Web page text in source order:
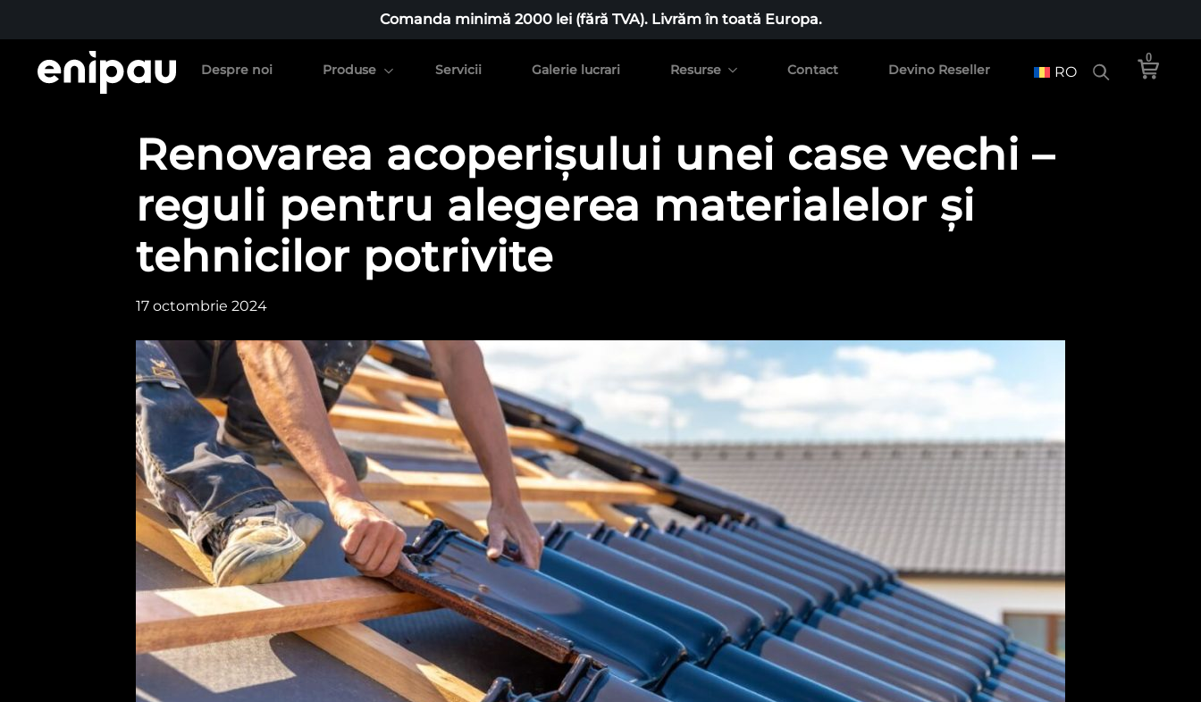
Comanda minimă 2000 lei (fără TVA). Livrăm în toată Europa.
Despre noi Produse Servicii Galerie lucrari Resurse Contact Devino Reseller RO
0
Renovarea acoperișului unei case vechi –
reguli pentru alegerea materialelor și
tehnicilor potrivite
17 octombrie 2024